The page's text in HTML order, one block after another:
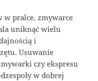
w pralce, zmywarce
uniknąć wielu
i
Usuwanie
czy ekspresu
w dobrej